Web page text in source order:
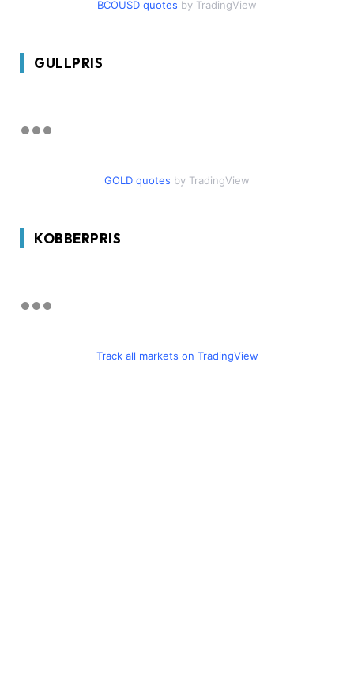
BCOUSD quotes by TradingView
GULLPRIS
GOLD quotes by TradingView
KOBBERPRIS
Track all markets on TradingView